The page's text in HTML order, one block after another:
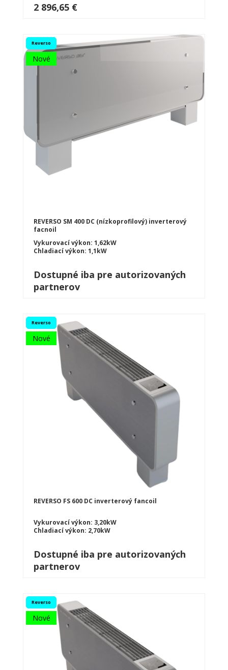
2 896,65 €
Reverso
Nové
REVERSO SM 400 DC (nízkoprofilový) inverterový
facnoil
Vykurovací výkon: 1,62kW
Chladiací výkon: 1,1kW
Dostupné iba pre autorizovaných
partnerov
Reverso
Nové
REVERSO FS 600 DC inverterový fancoil
Vykurovací výkon: 3,20kW
Chladiací výkon: 2,70kW
Dostupné iba pre autorizovaných
partnerov
Reverso
Nové